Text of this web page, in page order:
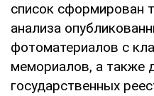
список сформирован
анализа
фотоматериалов с
мемориалов, а также
государственных